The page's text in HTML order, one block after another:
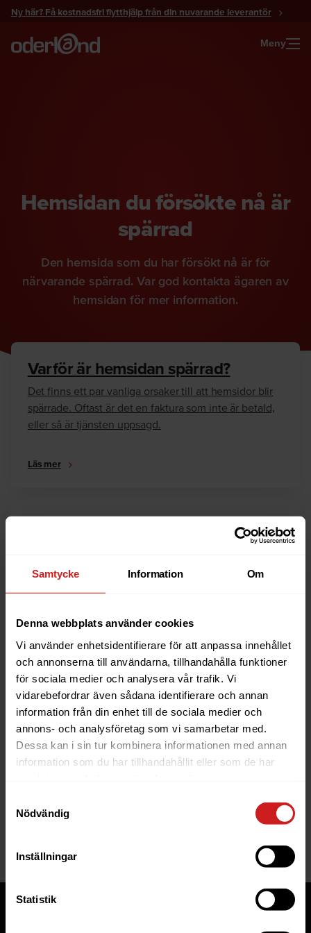
Samtycke Information Om
Denna webbplats använder cookies
Vi använder enhetsidentifierare för att anpassa innehållet
och annonserna till användarna, tillhandahålla funktioner
för sociala medier och analysera vår trafik. Vi
vidarebefordrar även sådana identifierare och annan
information från din enhet till de sociala medier och
annons- och analysföretag som vi samarbetar med.
Dessa kan i sin tur kombinera informationen med annan
information som du har tillhandahållit eller som de har
Nödvändig
Inställningar
Statistik
Gå
innehåll
Ny här? Få kostnadsfri flytthjälp från din nuvarande leverantör
Meny
Hemsidan du försökte nå är
spärrad
Den hemsida som du har försökt nå är för
närvarande spärrad. Var god kontakta ägaren av
hemsidan för mer information.
Varför är hemsidan spärrad?
Det finns ett par vanliga orsaker till att hemsidor blir
spärrade. Oftast är det en faktura som inte är betald,
eller så är tjänsten uppsagd.
Läs mer
Är du ägare till hemsidan eller domännamnet så har
anledningarna till varför en hemsida är spärrad.
Läs mer
The website you were trying to
reach has been suspended
If you are the owner of this website or domain please
read
website to be suspended.